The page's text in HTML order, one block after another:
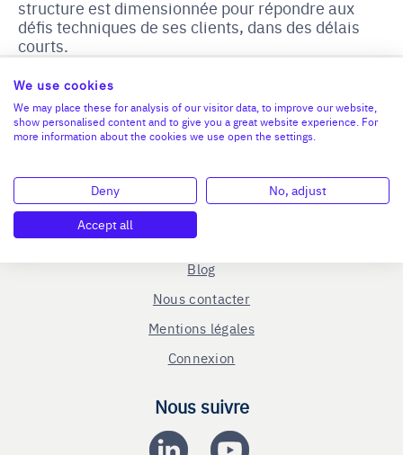
structure est dimensionnée pour répondre aux
défis techniques de ses clients, dans des délais
courts.
En savoir plus
Le C.R.A - qui sommes-nous ?
Reprise entreprise
Cession entreprise
Blog
Nous contacter
Mentions légales
Connexion
Nous suivre
We use cookies
We may place these for analysis of our visitor data, to improve our website,
show personalised content and to give you a great website experience. For
more information about the cookies we use open the settings.
Deny
No, adjust
Accept all